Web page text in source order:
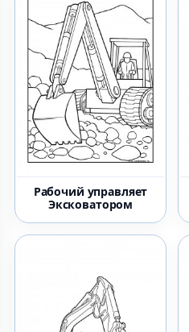
Рабочий управляет
Эксковатором